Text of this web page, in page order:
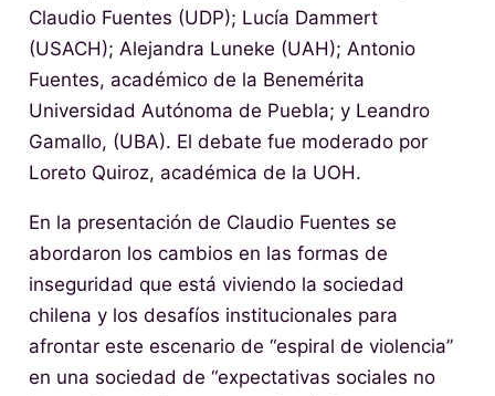
Claudio Fuentes (UDP); Lucía Dammert
(USACH); Alejandra Luneke (UAH); Antonio
Fuentes, académico de la Benemérita
Universidad Autónoma de Puebla; y Leandro
Gamallo, (UBA). El debate fue moderado por
Loreto Quiroz, académica de la UOH.
En la presentación de Claudio Fuentes se
abordaron los cambios en las formas de
inseguridad que está viviendo la sociedad
chilena y los desafíos institucionales para
afrontar este escenario de “espiral de violencia”
en una sociedad de “expectativas sociales no